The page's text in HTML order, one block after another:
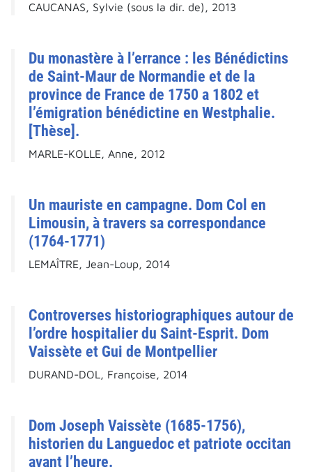
CAUCANAS, Sylvie (sous la dir. de), 2013
Du monastère à l’errance : les Bénédictins
de Saint-Maur de Normandie et de la
province de France de 1750 a 1802 et
l’émigration bénédictine en Westphalie.
[Thèse].
MARLE-KOLLE, Anne, 2012
Un mauriste en campagne. Dom Col en
Limousin, à travers sa correspondance
(1764-1771)
LEMAÎTRE, Jean-Loup, 2014
Controverses historiographiques autour de
l’ordre hospitalier du Saint-Esprit. Dom
Vaissète et Gui de Montpellier
DURAND-DOL, Françoise, 2014
Dom Joseph Vaissète (1685-1756),
historien du Languedoc et patriote occitan
avant l’heure.